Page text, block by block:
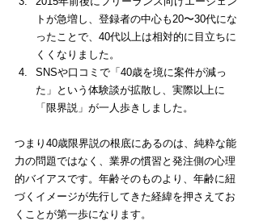
トが急増し、登録者の中心も20〜30代にな
ったことで、40代以上は相対的に目立ちに
くくなりました。
SNSや口コミで「40歳を境に案件が減っ
た」という体験談が拡散し、実際以上に
「限界説」が一人歩きしました。
つまり40歳限界説の根底にあるのは、純粋な能
力の問題ではなく、業界の慣習と発注側の心理
的バイアスです。年齢そのものより、年齢に紐
づくイメージが先行してきた経緯を押さえてお
くことが第一歩になります。